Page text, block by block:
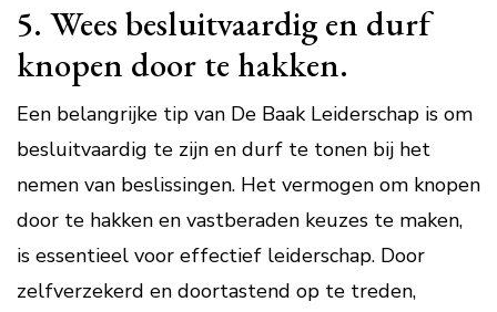
5. Wees besluitvaardig en durf
knopen door te hakken.
Een belangrijke tip van De Baak Leiderschap is om
besluitvaardig te zijn en durf te tonen bij het
nemen van beslissingen. Het vermogen om knopen
door te hakken en vastberaden keuzes te maken,
is essentieel voor effectief leiderschap. Door
zelfverzekerd en doortastend op te treden,